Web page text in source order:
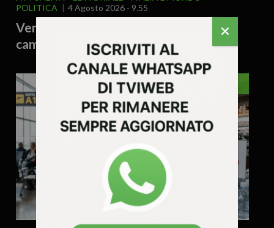
POLITICA
4 Agosto 2026 - 9.55
Vengo anch’io? No, tu no! Il valzer del
campo largo e l’ultimatum di Conte